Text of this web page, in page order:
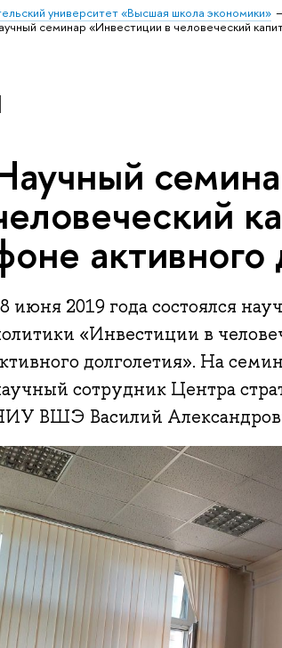
университет «Высшая школа экономики»
семинар «Инвестиции в человеческий
активного
июня 2019 года состоялся
«Инвестиции в
долголетия». На
сотрудник Центра
ВШЭ Василий